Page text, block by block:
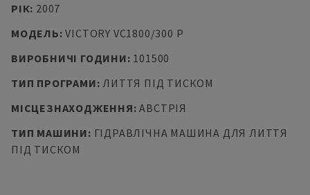
РІК: 2007
МОДЕЛЬ:VICTORY VC1800/300 P
ВИРОБНИЧІ ГОДИНИ: 101500
ТИП ПРОГРАМИ:ЛИТТЯ ПІД ТИСКОМ
МІСЦЕЗНАХОДЖЕННЯ:АВСТРІЯ
ТИП МАШИНИ: ГІДРАВЛІЧНА МАШИНА ДЛЯ ЛИТТЯ
ПІД ТИСКОМ